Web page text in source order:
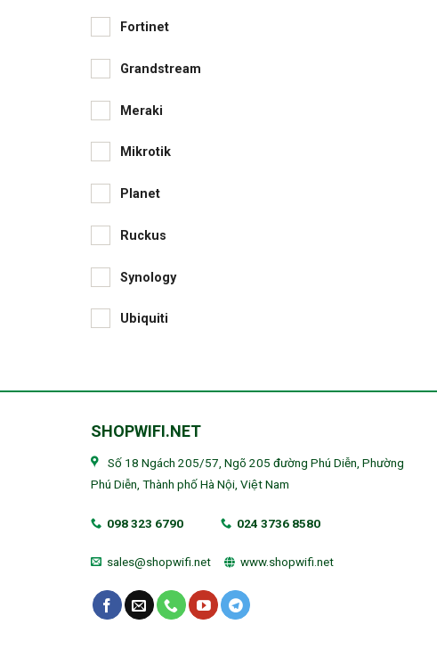
Fortinet
Grandstream
Meraki
Mikrotik
Planet
Ruckus
Synology
Ubiquiti
SHOPWIFI.NET
Số 18 Ngách 205/57, Ngõ 205 đường Phú Diễn, Phường
Phú Diễn, Thành phố Hà Nội, Việt Nam
098 323 6790 024 3736 8580
sales@shopwifi.net www.shopwifi.net